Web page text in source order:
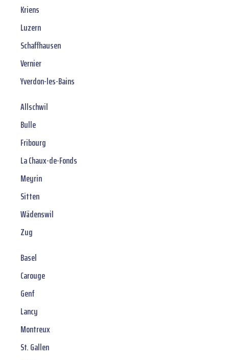
Kriens
Luzern
Schaffhausen
Vernier
Yverdon-les-Bains
Allschwil
Bulle
Fribourg
La Chaux-de-Fonds
Meyrin
Sitten
Wädenswil
Zug
Basel
Carouge
Genf
Lancy
Montreux
St. Gallen